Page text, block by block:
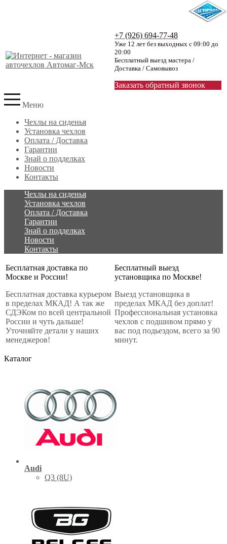
+7 (926) 694-77-48
Уже 12 лет без выходных с 09:00 до
20:00
Бесплатный выезд мастера /
Доставка / Самовывоз
Заказать обратный звонок
Меню
Чехлы на сиденья
Установка чехлов
Оплата / Доставка
Гарантии
Знай о подделках
Новости
Контакты
Чехлы на сиденья
Установка чехлов
Оплата / Доставка
Гарантии
Знай о подделках
Новости
Контакты
Бесплатная доставка по
Москве и России!
Бесплатная доставка курьером
в пределах МКАД! А так же
СДЭКом по всей центральной
России и чуть дальше!
Уточняйте детали у наших
менеджеров!
Бесплатный выезд
установщика по Москве!
Выезд установщика в
пределах МКАД без доплат!
Профессиональная установка
чехлов с подшивом прямо у
вас под подьездом, всего за 90
минут.
Каталог
Audi
Q3 (8U)